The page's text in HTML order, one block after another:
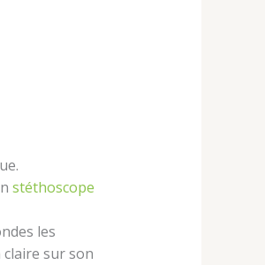
stéthoscope
les
sur son